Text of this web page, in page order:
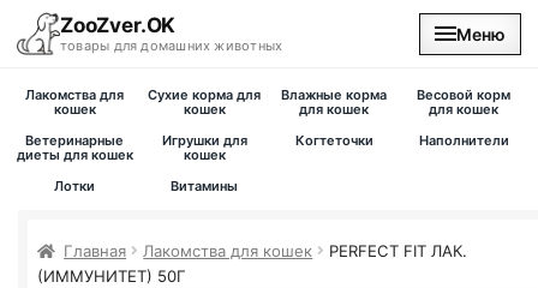
ZooZver.OK
товары для домашних животных
Меню
На главную
Лакомства для
кошек
Сухие корма для
кошек
Влажные корма
для кошек
Весовой корм
для кошек
Ветеринарные
диеты для кошек
Игрушки для
кошек
Когтеточки Наполнители
Лотки Витамины
Главная Лакомства для кошек
PERFECT FIT ЛАК.
(ИММУНИТЕТ) 50Г